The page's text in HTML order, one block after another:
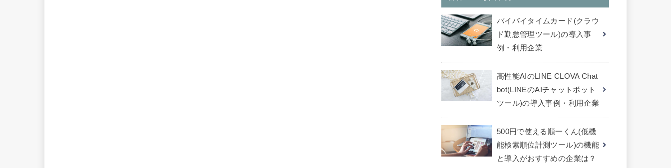
バイバイタイムカード(クラウ
ド勤怠管理ツール)の導入事
例・利用企業
高性能AIのLINE CLOVA Chat
bot(LINEのAIチャットボット
ツール)の導入事例・利用企業
500円で使える順一くん(低機
能検索順位計測ツール)の機能
と導入がおすすめの企業は？